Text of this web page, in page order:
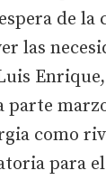
de
las
parte
como
para